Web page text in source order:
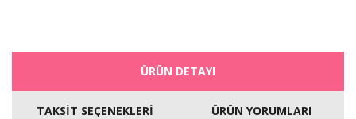
ÜRÜN DETAYI
TAKSİT SEÇENEKLERİ ÜRÜN YORUMLARI